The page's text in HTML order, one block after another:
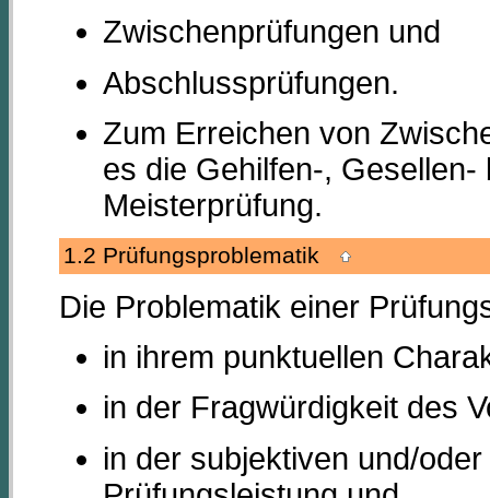
Zwischenprüfungen und
Abschlussprüfungen.
Zum Erreichen von
es die Gehilfen-,
Meisterprüfung.
1.2 Prüfungsproblematik
Die Problematik einer
in ihrem punktuellen
in der Fragwürdigkeit des
in der subjektiven und/